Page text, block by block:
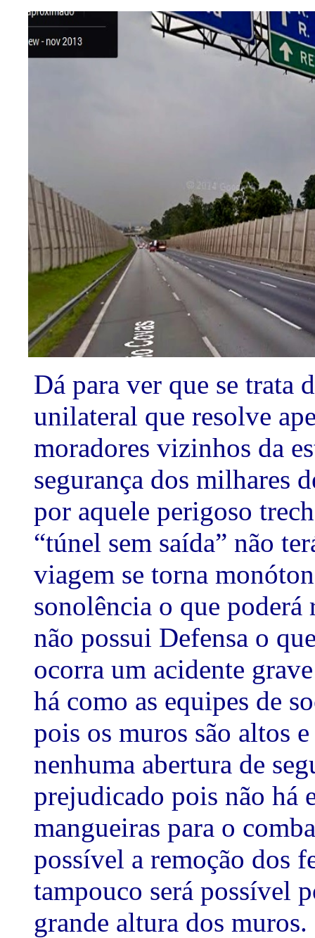
Dá para ver que se trata
unilateral que resolve
moradores vizinhos da
segurança dos milhares
por aquele perigoso
“túnel sem saída” não
viagem se torna
sonolência o que poderá
não possui Defensa o
ocorra um acidente
há como as equipes de
pois os muros são altos
nenhuma abertura de
prejudicado pois não há
mangueiras para o
possível a remoção dos
tampouco será possível
grande altura dos